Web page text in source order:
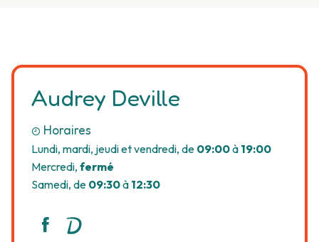
Audrey Deville
Horaires
Lundi, mardi, jeudi et vendredi, de 09:00à 19:00
Mercredi, fermé
Samedi, de 09:30à 12:30